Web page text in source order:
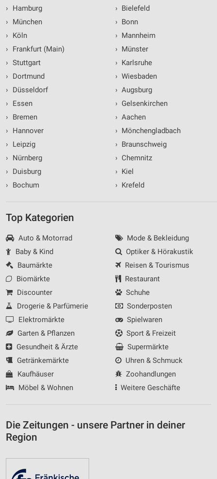
›
Hamburg
›
München
›
Köln
›
Frankfurt (Main)
› Stuttgart
›
Dortmund
›
Düsseldorf
›
Essen
›
Bremen
›
Hannover
›
Leipzig
›
Nürnberg
›
Duisburg
›
Bochum
› Bielefeld
› Bonn
› Mannheim
› Münster
› Karlsruhe
› Wiesbaden
› Augsburg
› Gelsenkirchen
› Aachen
› Mönchengladbach
› Braunschweig
› Chemnitz
› Kiel
› Krefeld
Top Kategorien
Auto & Motorrad
Baby & Kind
Baumärkte
Biomärkte
Discounter
Drogerie & Parfümerie
Elektromärkte
Garten & Pflanzen
Gesundheit & Ärzte
Getränkemärkte
Kaufhäuser
Möbel & Wohnen
Mode & Bekleidung
Optiker & Hörakustik
Reisen & Tourismus
Restaurant
Schuhe
Sonderposten
Spielwaren
Sport & Freizeit
Supermärkte
Uhren & Schmuck
Zoohandlungen
Weitere Geschäfte
Die Zeitungen - unsere Partner in deiner
Region